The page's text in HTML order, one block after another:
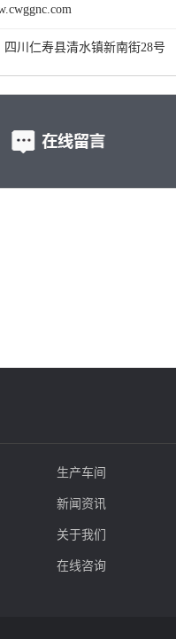
四川仁寿县清水镇新南街28号
高铝质弧形砖
生产车间
新闻资讯
关于我们
在线咨询